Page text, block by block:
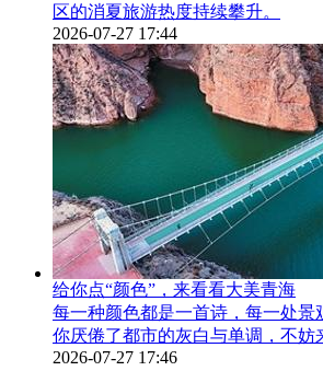
区的消夏旅游热度持续攀升。
2026-07-27 17:44
给你点“颜色”，来看看大美青海
每一种颜色都是一首诗，每一处景
你厌倦了都市的灰白与单调，不妨
2026-07-27 17:46